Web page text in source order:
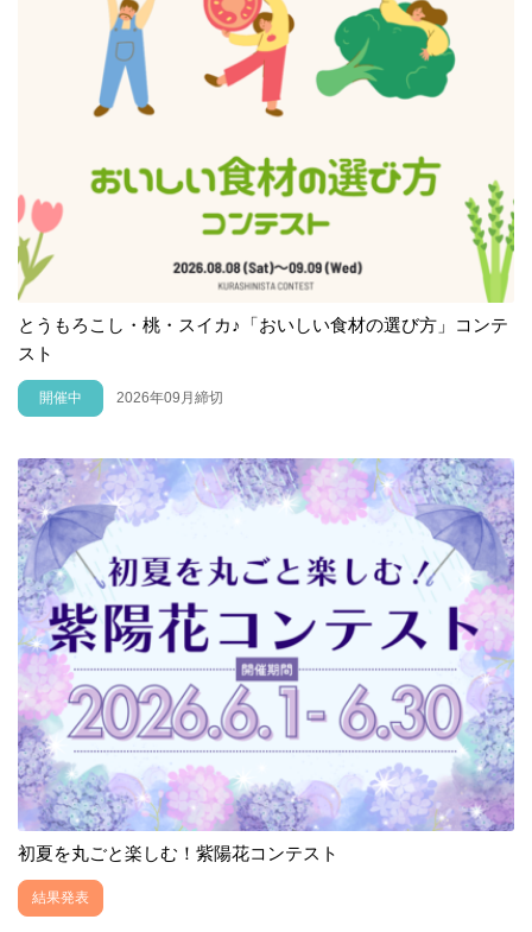
とうもろこし・桃・スイカ♪「おいしい食材の選び方」コンテ
スト
開催中 2026年09月締切
初夏を丸ごと楽しむ！紫陽花コンテスト
結果発表